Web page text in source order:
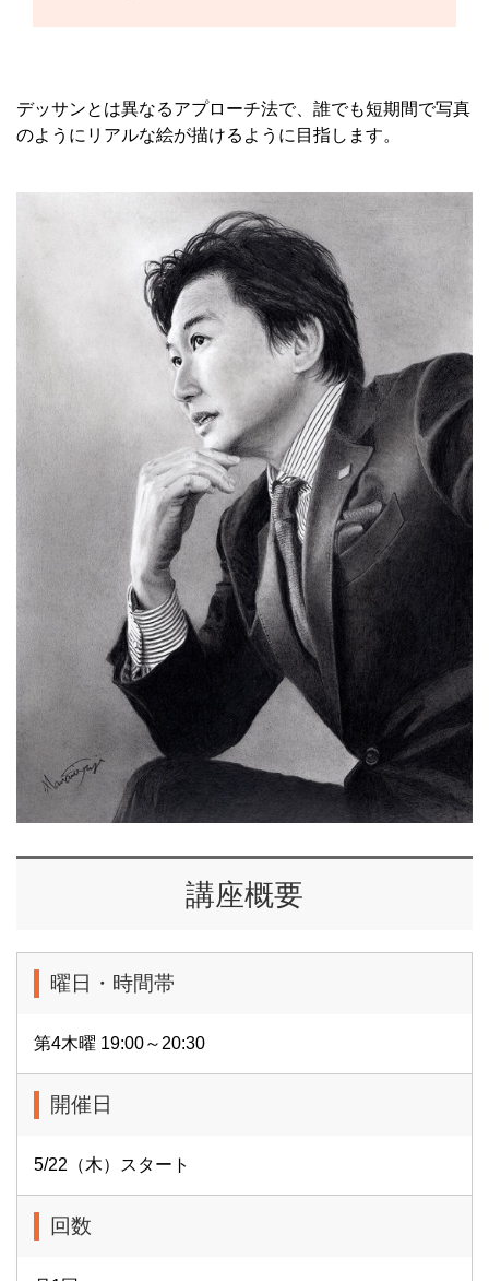
デッサンとは異なるアプローチ法で、誰でも短期間で写真
のようにリアルな絵が描けるように目指します。
講座概要
曜日・時間帯
第4木曜 19:00～20:30
開催日
5/22（木）スタート
回数